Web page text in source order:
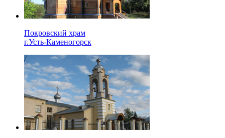
Покровский храм
г.Усть-Каменогорск